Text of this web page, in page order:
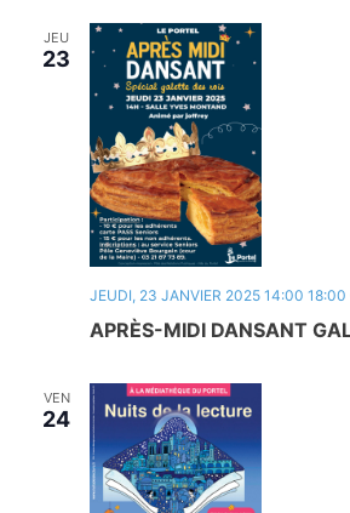
JEU
23
APRÈS-MIDI DANSANT
JEUDI, 23 JANVIER 2025 14:00 18:00
VEN
24